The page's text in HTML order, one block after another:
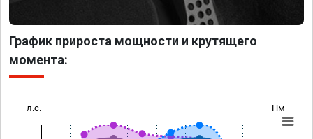
График прироста мощности и крутящего
момента:
л.с. Нм